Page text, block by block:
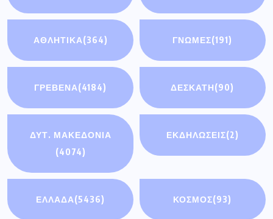
ΑΘΛΗΤΙΚΑ(364) ΓΝΩΜΕΣ(191)
ΓΡΕΒΕΝΑ(4184) ΔΕΣΚΑΤΗ(90)
ΔΥΤ. ΜΑΚΕΔΟΝΙΑ
(4074)
ΕΚΔΗΛΩΣΕΙΣ(2)
ΕΛΛΑΔΑ(5436) ΚΟΣΜΟΣ(93)